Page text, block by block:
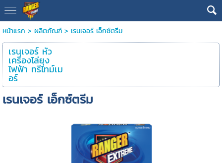
หน้าแรก > ผลิตภัณฑ์> เรนเจอร์ เอ็กซ์ตรีม
เรนเจอร์ หัว
เครื่องไล่ยุง
ไฟฟ้า ทรีไทม์เม
อร์
เรนเจอร์ เอ็กซ์ตรีม